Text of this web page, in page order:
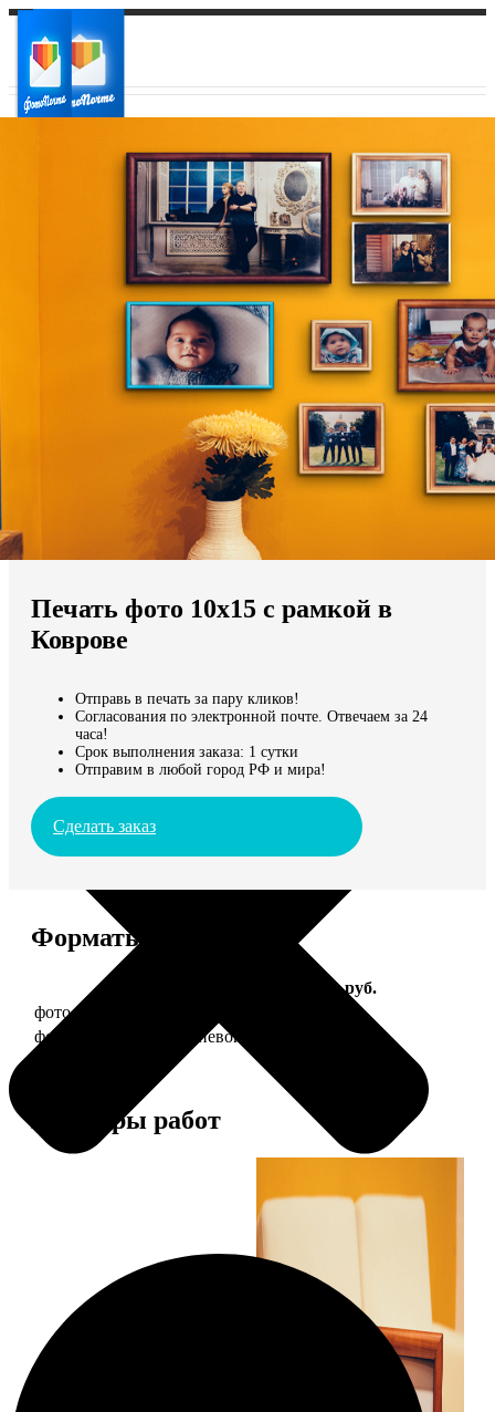
Ваш регион доставки
Выберите из списка:
Мы доставляем по всему миру
Продолжить без города
Печать фото 10х15 с рамкой в
Коврове
Отправь в печать за пару кликов!
Согласования по электронной почте. Отвечаем за 24
часа!
Срок выполнения заказа: 1 сутки
Отправим в любой город РФ и мира!
Сделать заказ
Форматы и цены
Цена, руб.
фото 10х15 в деревянной рамке
фото 10х15 в алюминиевой рамке
Примеры работ